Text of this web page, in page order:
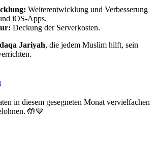
Weiterentwicklung und Verbesserung
iOS-Apps.
Deckung der Serverkosten.
Jariyah, die jedem Muslim hilft, sein
in diesem gesegneten Monat vervielfachen
🤲💙